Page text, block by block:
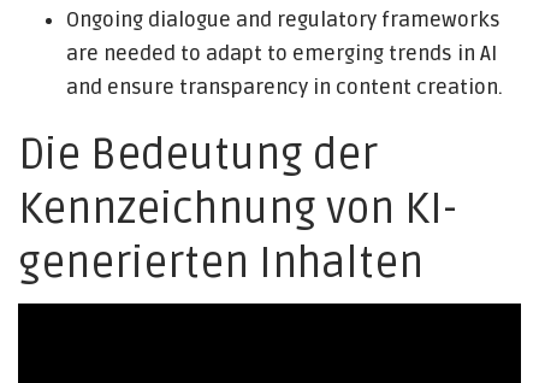
Ongoing dialogue and regulatory frameworks
are needed to adapt to emerging trends in AI
and ensure transparency in content creation.
Die Bedeutung der
Kennzeichnung von KI-
generierten Inhalten